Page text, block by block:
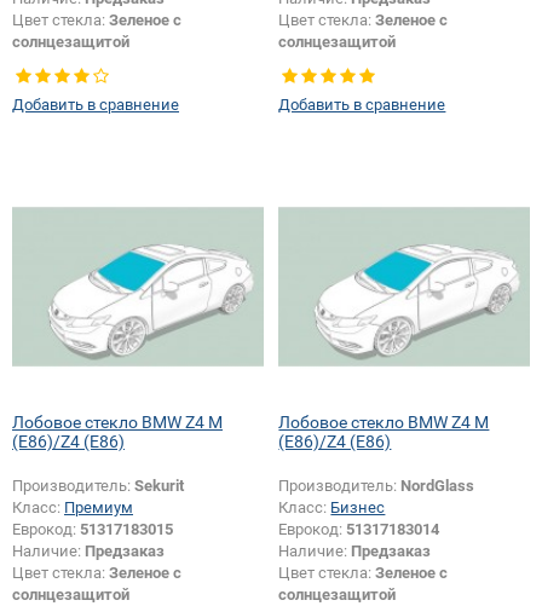
Цвет стекла: Зеленое с
солнцезащитой
Появление или изменение
шелкографии:Да
Добавить в сравнение
Цвет стекла:Зеленое с
солнцезащитой
Добавить в сравнение
Лобовое стекло BMW Z4 M
(E86)/Z4 (E86)
Производитель: Sekurit
Класс: Премиум
Еврокод: 51317183015
Наличие: Предзаказ
Цвет стекла: Зеленое с
солнцезащитой
Лобовое стекло BMW Z4 M
(E86)/Z4 (E86)
Производитель: NordGlass
Класс: Бизнес
Еврокод: 51317183014
Наличие: Предзаказ
Цвет стекла:Зеленое с
солнцезащитой